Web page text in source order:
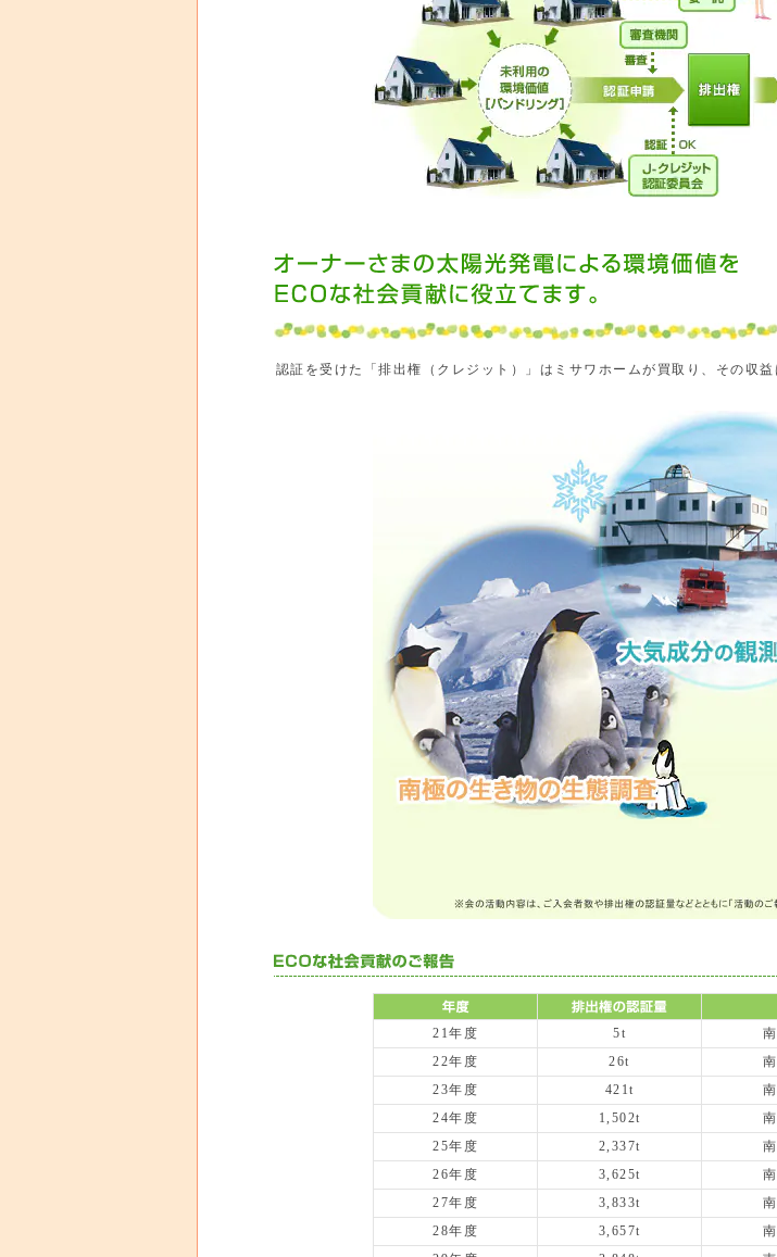
認証を受けた「排出権（クレジット）」はミサワホームが買取り、その収
21年度 5t
22年度
26t
23年度
421t
24年度
1,502t
25年度
2,337t
26年度
3,625t
27年度
3,833t
28年度
3,657t